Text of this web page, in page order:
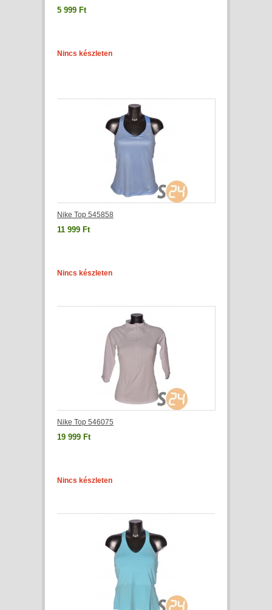
5 999 Ft
Nincs készleten
Nike Top 545858
11 999 Ft
Nincs készleten
Nike Top 546075
19 999 Ft
Nincs készleten